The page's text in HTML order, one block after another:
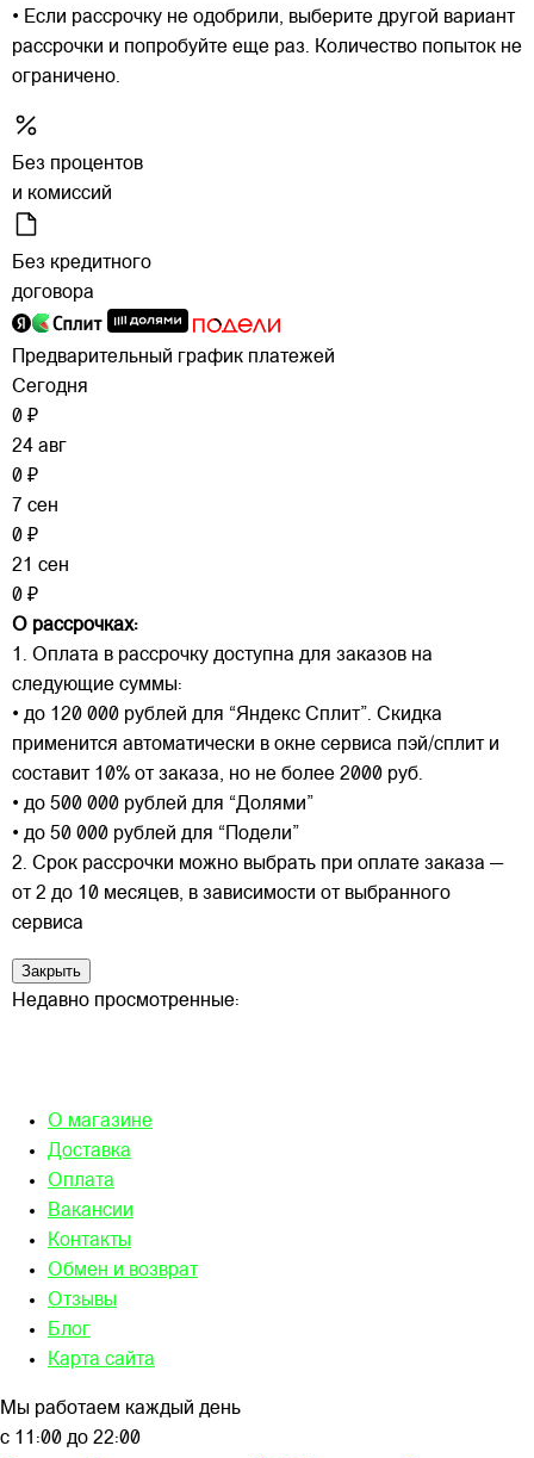
• Если рассрочку не одобрили, выберите другой вариант
рассрочки и попробуйте еще раз. Количество попыток не
ограничено.
Без процентов
и комиссий
Без кредитного
договора
Предварительный график платежей
Сегодня
0 ₽
24 авг
0 ₽
7 сен
0 ₽
21 сен
0 ₽
О рассрочках:
1. Оплата в рассрочку доступна для заказов на
следующие суммы:
• до 120 000 рублей для “Яндекс Сплит”. Скидка
применится автоматически в окне сервиса пэй/сплит и
составит 10% от заказа, но не более 2000 руб.
• до 500 000 рублей для “Долями”
• до 50 000 рублей для “Подели”
2. Срок рассрочки можно выбрать при оплате заказа —
от 2 до 10 месяцев, в зависимости от выбранного
сервиса
Закрыть
Недавно просмотренные:
О магазине
Доставка
Оплата
Вакансии
Контакты
Обмен и возврат
Отзывы
Блог
Карта сайта
Мы работаем каждый день
с 11:00 до 22:00